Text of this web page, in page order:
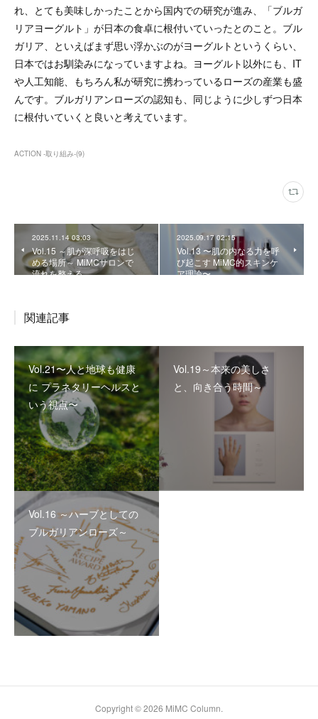
れ、とても美味しかったことから国内での研究が進み、「ブルガ
リアヨーグルト」が日本の食卓に根付いていったとのこと。ブル
ガリア、といえばまず思い浮かぶのがヨーグルトというくらい、
日本ではお馴染みになっていますよね。ヨーグルト以外にも、IT
や人工知能、もちろん私が研究に携わっているローズの産業も盛
んです。ブルガリアンローズの認知も、同じように少しずつ日本
に根付いていくと良いと考えています。
ACTION -取り組み-(9)
2025.11.14 03:03
Vol.15 ～肌が深呼吸をはじ
める場所～ MiMCサロンで
流れを整える
2025.09.17 02:15
Vol.13 〜肌の内なる力を呼
び起こす MiMC的スキンケ
ア理論〜
関連記事
Vol.21〜人と地球も健康
に プラネタリーヘルスと
いう視点〜
Vol.19～本来の美しさ
と、向き合う時間～
Vol.16 ～ハーブとしての
ブルガリアンローズ～
Copyright ©2026 MiMC Column.